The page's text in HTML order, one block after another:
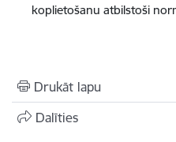
koplietošanu atbilstoši
Drukāt lapu
Dalīties